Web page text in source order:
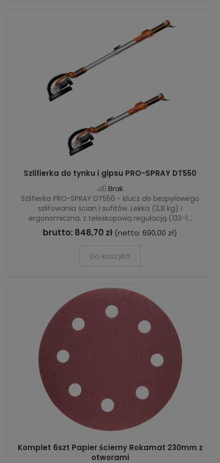
Szlifierka do tynku i gipsu PRO-SPRAY DT550
Brak
Szlifierka PRO-SPRAY DT550 - klucz do bezpyłowego
szlifowania ścian i sufitów. Lekka (3,8 kg) i
ergonomiczna, z teleskopową regulacją (133-1...
brutto: 848,70 zł (netto: 690,00 zł)
Do koszyka
Komplet 6szt Papier ścierny Rokamat 230mm z
otworami